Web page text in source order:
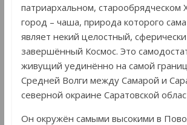
патриархальном, старообрядческом
город – чаша, природа которого
являет некий целостный, сферически
завершённый Космос. Это
живущий уединённо на самой
Средней Волги между Самарой и
северной окраине Саратовской
Он окружён самыми высокими в